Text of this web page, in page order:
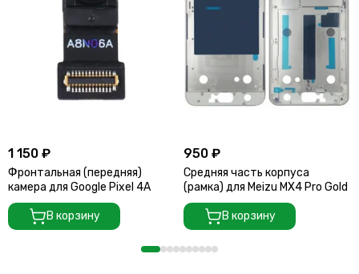
1 150 ₽
Фронтальная (передняя)
камера для Google Pixel 4A
В корзину
950 ₽
Средняя часть корпуса
(рамка) для Meizu MX4 Pro Gold
В корзину